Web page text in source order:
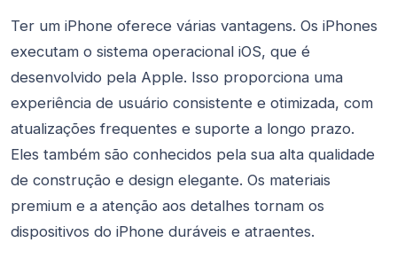
Ter um iPhone oferece várias vantagens. Os iPhones
executam o sistema operacional iOS, que é
desenvolvido pela Apple. Isso proporciona uma
experiência de usuário consistente e otimizada, com
atualizações frequentes e suporte a longo prazo.
Eles também são conhecidos pela sua alta qualidade
de construção e design elegante. Os materiais
premium e a atenção aos detalhes tornam os
dispositivos do iPhone duráveis e atraentes.